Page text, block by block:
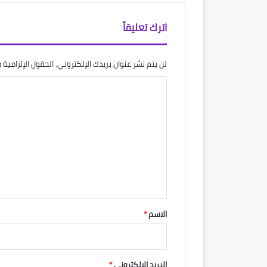
اترك تعليقاً
لن يتم نشر عنوان بريدك الإلكتروني.الحقول
*
الاسم*